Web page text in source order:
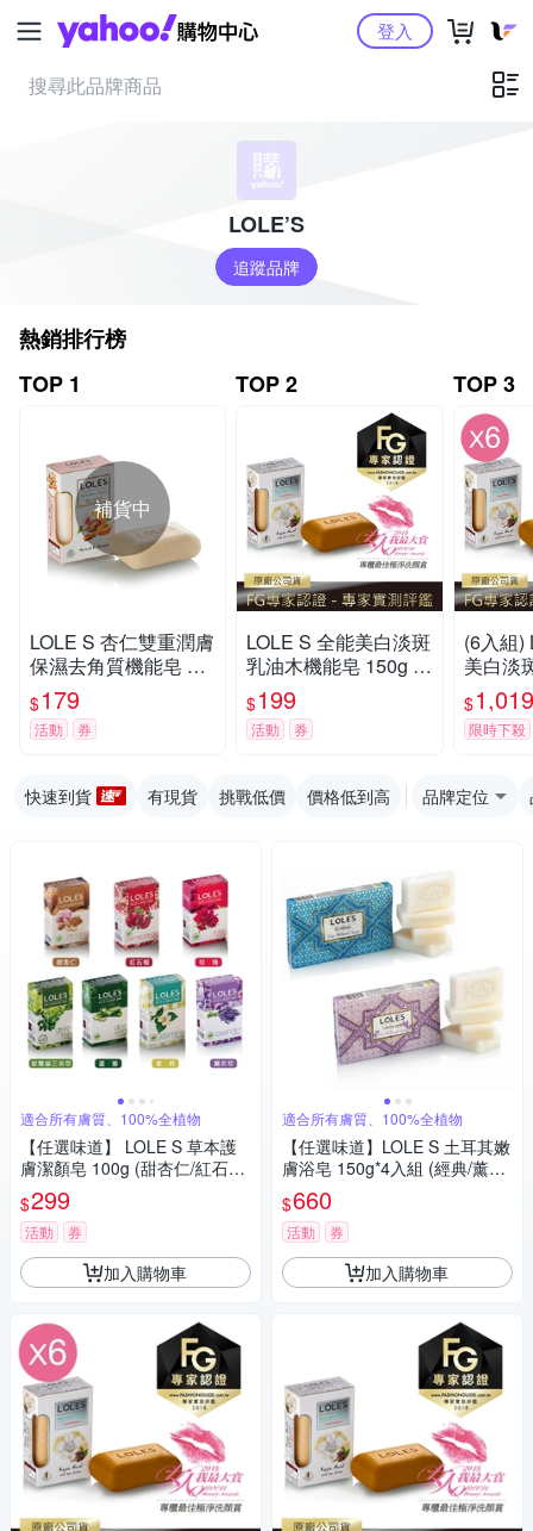
Yahoo購物中心登入
LOLE’S
追蹤品牌
熱銷排行榜
TOP 1
補貨中
LOLE S 杏仁雙重潤膚
保濕去角質機能皂 15
0g
$179
活動 券
TOP 2
LOLE S 全能美白淡斑
乳油木機能皂 150g F
G版
$199
活動 券
TOP 3
(6入組)
美白淡
皂150g
$1,019
限時下殺
快速到貨 有現貨 挑戰低價 價格低到高 品牌定位
適合所有膚質、100%全植物
【任選味道】 LOLE S 草本護
膚潔顏皂 100g (甜杏仁/紅石榴/
玫瑰/愛爾蘭三葉草/蘆薈/茉莉/
薰衣草)
$299
活動 券
加入購物車
適合所有膚質、100%全植物
【任選味道】LOLE S 土耳其嫩
膚浴皂 150g*4入組 (經典/薰衣
草)
$660
活動 券
加入購物車